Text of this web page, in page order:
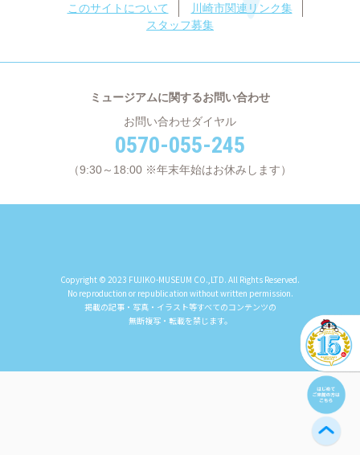
このサイトについて
川崎市関連リンク集
スタッフ募集
ミュージアムに関するお問い合わせ
お問い合わせダイヤル
0570-055-245
（9:30～18:00 ※年末年始はお休みします）
Copyright © 2023 FUJIKO-MUSEUM CO.,LTD. All Rights Reserved.
No reproduction or republication without written permission.
掲載の記事・写真・イラスト等すべてのコンテンツの
無断複写・転載を禁じます。